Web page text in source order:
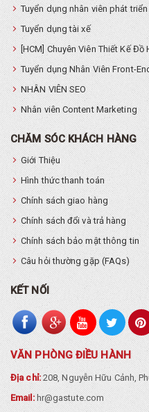
Tuyển dụng nhân viên phát
Tuyển dụng tài xế
[HCM] Chuyên Viên Thiết Kế
Tuyển dụng Nhân Viên Front-
NHÂN VIÊN SEO
Nhân viên Content Marketing
CHĂM SÓC KHÁCH HÀNG
Giới Thiệu
Hình thức thanh toán
Chính sách giao hàng
Chính sách đổi và trả hàng
Chính sách bảo mật thông tin
Câu hỏi thường gặp (FAQs)
KẾT NỐI
VĂN PHÒNG ĐIỀU HÀNH
Địa chỉ:208, Nguyễn Hữu Cảnh,
Email: hr@gastute.com